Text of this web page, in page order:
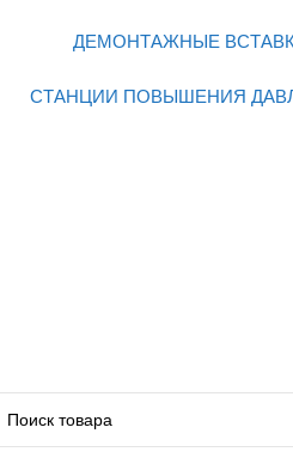
ДЕМОНТАЖНЫЕ
СТАНЦИИ ПОВЫШЕНИЯ